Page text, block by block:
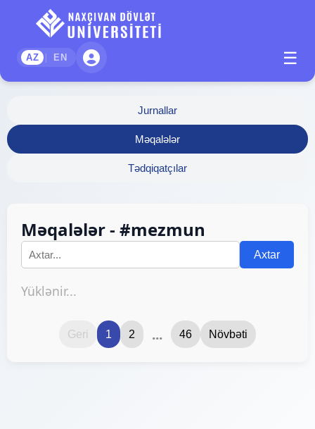
AZ | EN ☰
Jurnallar
Məqalələr
Tədqiqatçılar
Məqalələr - #mezmun
Axtar
Yüklənir...
Geri 1 2 ... 46 Növbəti